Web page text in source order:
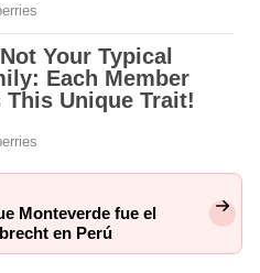
Monteverde fue el
en Perú